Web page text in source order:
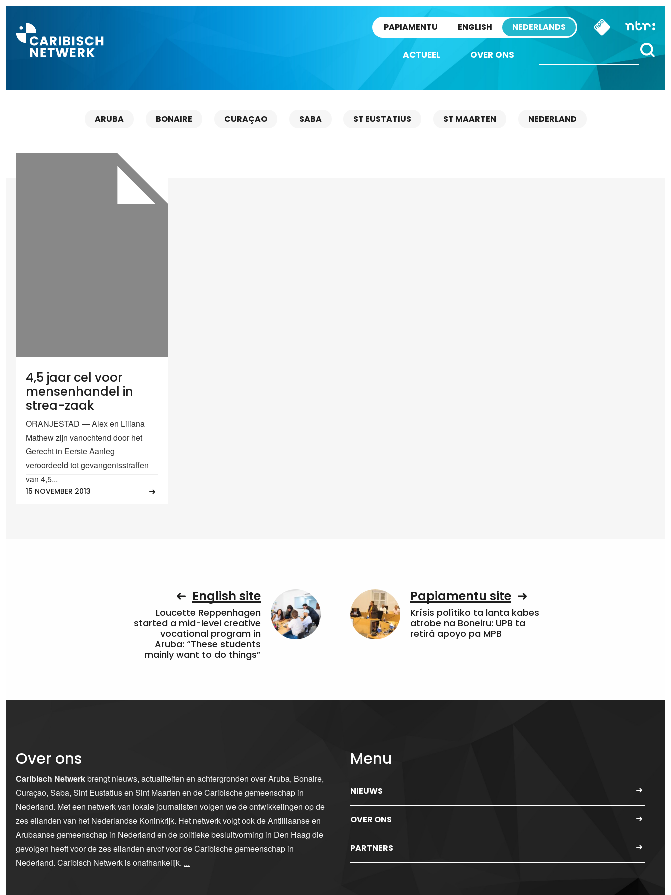
PAPIAMENTU ENGLISH NEDERLANDS
ACTUEEL OVER ONS
ARUBA BONAIRE CURAÇAO SABA ST EUSTATIUS ST MAARTEN NEDERLAND
4,5 jaar cel voor
mensenhandel in
strea-zaak
ORANJESTAD — Alex en Liliana
Mathew zijn vanochtend door het
Gerecht in Eerste Aanleg
veroordeeld tot gevangenisstraffen
van 4,5...
15 NOVEMBER 2013
English site
Loucette Reppenhagen
started a mid-level creative
vocational program in
Aruba: “These students
mainly want to do things”
Papiamentu site
Krísis polítiko ta lanta kabes
atrobe na Boneiru: UPB ta
retirá apoyo pa MPB
Over ons
Caribisch Netwerkbrengt nieuws, actualiteiten en achtergronden over Aruba, Bonaire,
Curaçao, Saba, Sint Eustatius en Sint Maarten en de Caribische gemeenschap in
Nederland. Met een netwerk van lokale journalisten volgen we de ontwikkelingen op de
zes eilanden van het Nederlandse Koninkrijk. Het netwerk volgt ook de Antilliaanse en
Arubaanse gemeenschap in Nederland en de politieke besluitvorming in Den Haag die
gevolgen heeft voor de zes eilanden en/of voor de Caribische gemeenschap in
Nederland. Caribisch Netwerk is onafhankelijk. ...
Menu
NIEUWS
OVER ONS
PARTNERS